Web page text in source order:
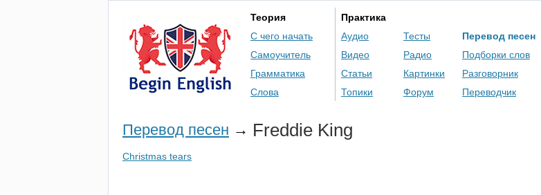
Теория
С чего начать
Самоучитель
Грамматика
Слова
Практика
Аудио
Видео
Статьи
Топики
Тесты
Радио
Картинки
Форум
Перевод песен
Подборки слов
Разговорник
Переводчик
Перевод песен → Freddie King
Christmas tears